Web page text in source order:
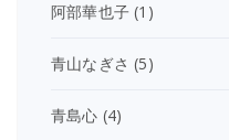
阿部華也子 (1)
青山なぎさ (5)
青島心 (4)